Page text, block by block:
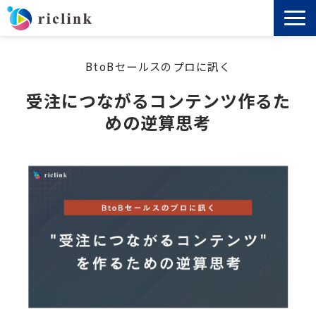
セミナー
BtoBセールスのプロに訊く
受注につながるコンテンツ作るた
めの逆算思考